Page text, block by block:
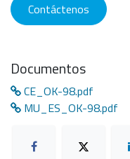
Contáctenos
Documentos
CE_OK-98.pdf
MU_ES_OK-98.pdf